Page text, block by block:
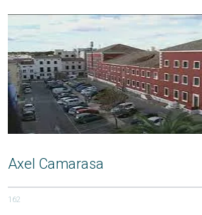
Axel Camarasa
162